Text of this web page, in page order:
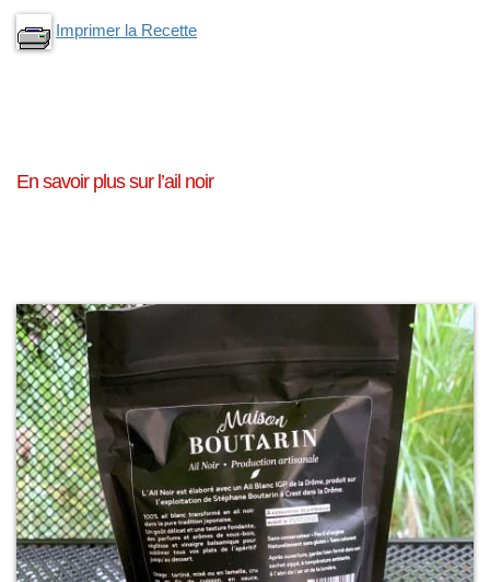
Imprimer la Recette
En savoir plus sur l’ail noir